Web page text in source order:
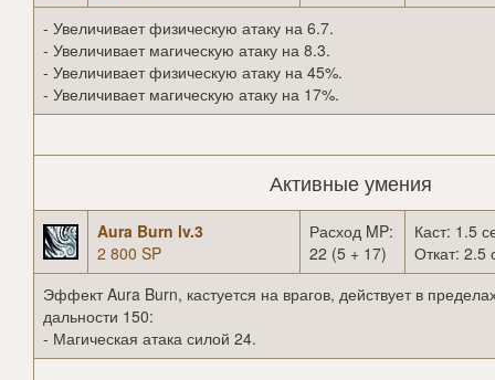
- Увеличивает физическую атаку на 6.7.
- Увеличивает магическую атаку на 8.3.
- Увеличивает физическую атаку на 45%.
- Увеличивает магическую атаку на 17%.
Активные умения
Aura Burn lv.3
2 800 SP
Расход MP:
22 (5 + 17)
Каст: 1.5
Откат: 2.5
Эффект Aura Burn, кастуется на врагов, действует в
дальности 150:
- Магическая атака силой 24.